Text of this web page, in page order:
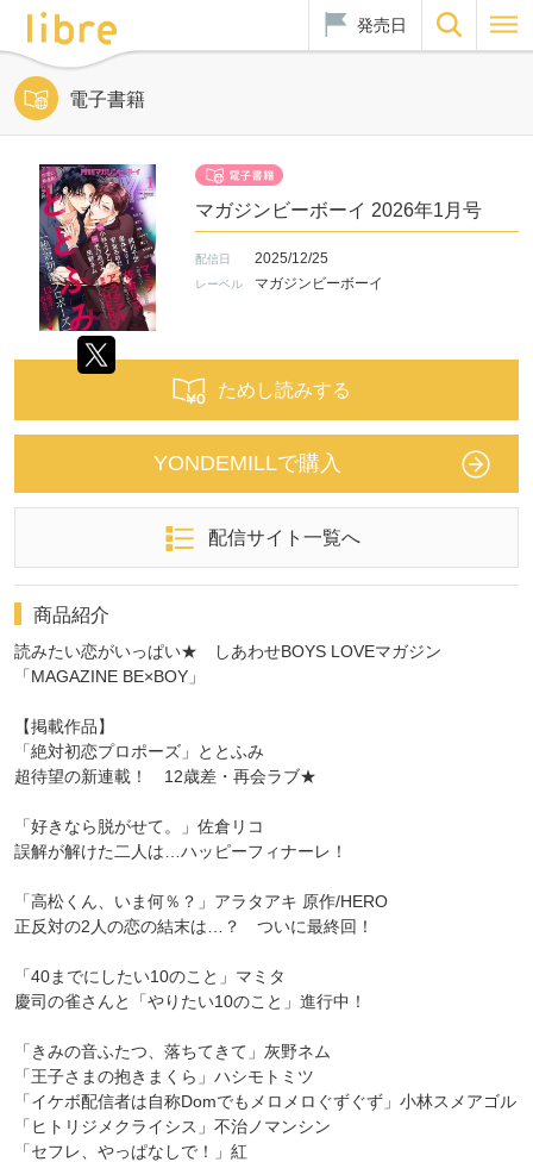
発売日
電子書籍
マガジンビーボーイ 2026年1月号
配信日 2025/12/25
レーベル マガジンビーボーイ
ためし読みする
YONDEMILLで購入
配信サイト一覧へ
商品紹介
読みたい恋がいっぱい★ しあわせBOYS LOVEマガジン
「MAGAZINE BE×BOY」
【掲載作品】
「絶対初恋プロポーズ」ととふみ
超待望の新連載！ 12歳差・再会ラブ★
「好きなら脱がせて。」佐倉リコ
誤解が解けた二人は…ハッピーフィナーレ！
「高松くん、いま何％？」アラタアキ 原作/HERO
正反対の2人の恋の結末は…？ ついに最終回！
「40までにしたい10のこと」マミタ
慶司の雀さんと「やりたい10のこと」進行中！
「きみの音ふたつ、落ちてきて」灰野ネム
「王子さまの抱きまくら」ハシモトミツ
「イケボ配信者は自称Domでもメロメロぐずぐず」小林スメアゴル
「ヒトリジメクライシス」不治ノマンシン
「セフレ、やっぱなしで！」紅